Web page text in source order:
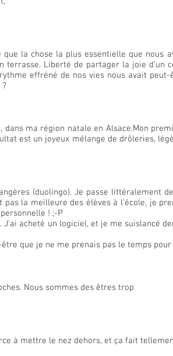
la chose la plus essentielle que nous
Liberté de partager la joie d’un
effréné de nos vies nous avait
ma région natale en Alsace.Mon
est un joyeux mélange de drôleries,
(duolingo). Je passe littéralement
la meilleure des élèves à l’école, je
! ;-P
acheté un logiciel, et je me suislancé
que je ne me prenais pas le temps
Nous sommes des êtres trop
à mettre le nez dehors, et ça fait